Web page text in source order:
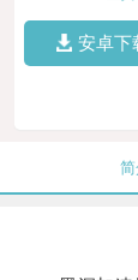
安卓下
简